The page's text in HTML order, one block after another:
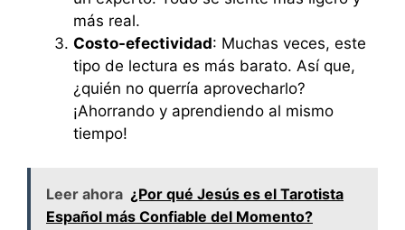
más real.
Costo-efectividad: Muchas veces, este
tipo de lectura es más barato. Así que,
¿quién no querría aprovecharlo?
¡Ahorrando y aprendiendo al mismo
tiempo!
Leer ahora ¿Por qué Jesús es el Tarotista
Español más Confiable del Momento?